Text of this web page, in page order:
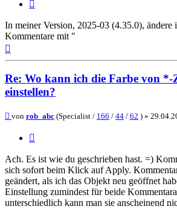
In meiner Version, 2025-03 (4.35.0), ändere
Kommentare mit "
Re: Wo kann ich die Farbe von *-
einstellen?
Beitrag
von rob_abc (Specialist / 166 / 44 / 62 ) »
Ach. Es ist wie du geschrieben hast. =)
sich sofort beim Klick auf Apply.
geändert, als ich das Objekt neu geöffnet
Einstellung zumindest für beide
unterschiedlich kann man sie anscheinend